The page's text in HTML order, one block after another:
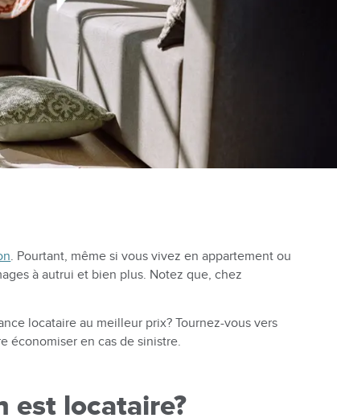
. Pourtant, même si vous vivez en appartement ou
à autrui et bien plus. Notez que, chez
locataire au meilleur prix? Tournez-vous vers
économiser en cas de sinistre.
est locataire?